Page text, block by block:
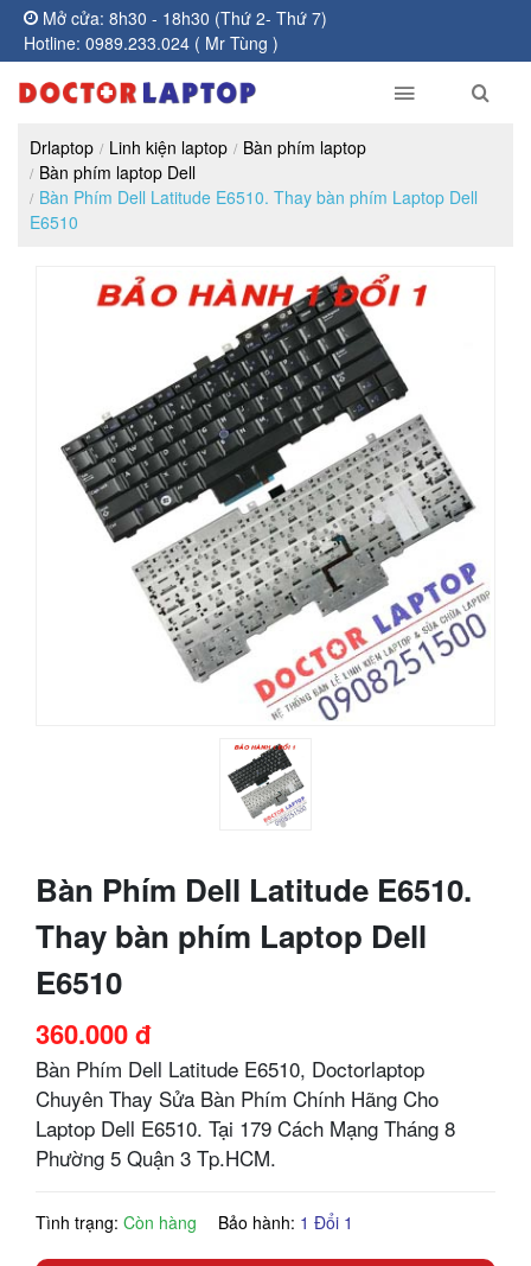
Mở cửa: 8h30 - 18h30 (Thứ 2- Thứ 7)
Hotline: 0989.233.024 ( Mr Tùng )
Drlaptop Linh kiện laptop
Bàn phím laptop
Bàn phím laptop Dell
Bàn Phím Dell Latitude E6510. Thay bàn phím Laptop Dell
E6510
Bàn Phím Dell Latitude E6510.
Thay bàn phím Laptop Dell
E6510
360.000 đ
Bàn Phím Dell Latitude E6510, Doctorlaptop
Chuyên Thay Sửa Bàn Phím Chính Hãng Cho
Laptop Dell E6510. Tại 179 Cách Mạng Tháng 8
Phường 5 Quận 3 Tp.HCM.
Tình trạng: Còn hàng Bảo hành: 1 Đổi 1